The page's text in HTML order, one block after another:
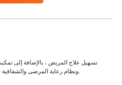
تسهيل علاج المريض ، بالإضافة إلى
ونظام رعاية المرضى والشفافية في كل خطوة من خطوات رحلة العلاج.